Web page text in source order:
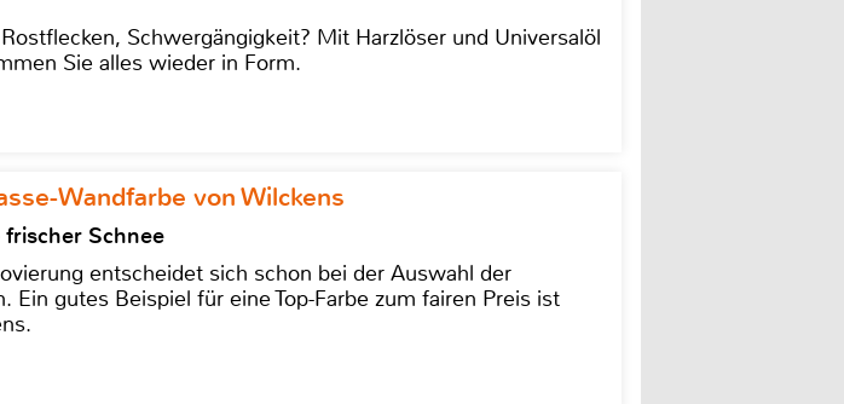
Schwergängigkeit? Mit Harzlöser und Universalöl
Sie alles wieder in Form.
Wandfarbe von Wilckens
Schnee
entscheidet sich schon bei der Auswahl der
Ein gutes Beispiel für eine Top-Farbe zum fairen Preis ist